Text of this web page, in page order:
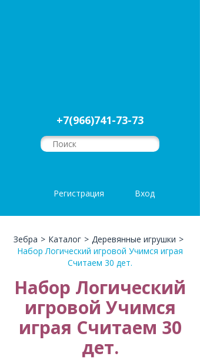
+7(966)741-73-73
Регистрация Вход
Зебра > Каталог > Деревянные игрушки >
Набор Логический игровой Учимся играя
Считаем 30 дет.
Набор Логический
игровой Учимся
играя Считаем 30
дет.